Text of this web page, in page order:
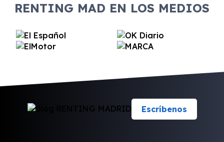
RENTING MAD EN LOS MEDIOS
Escríbenos